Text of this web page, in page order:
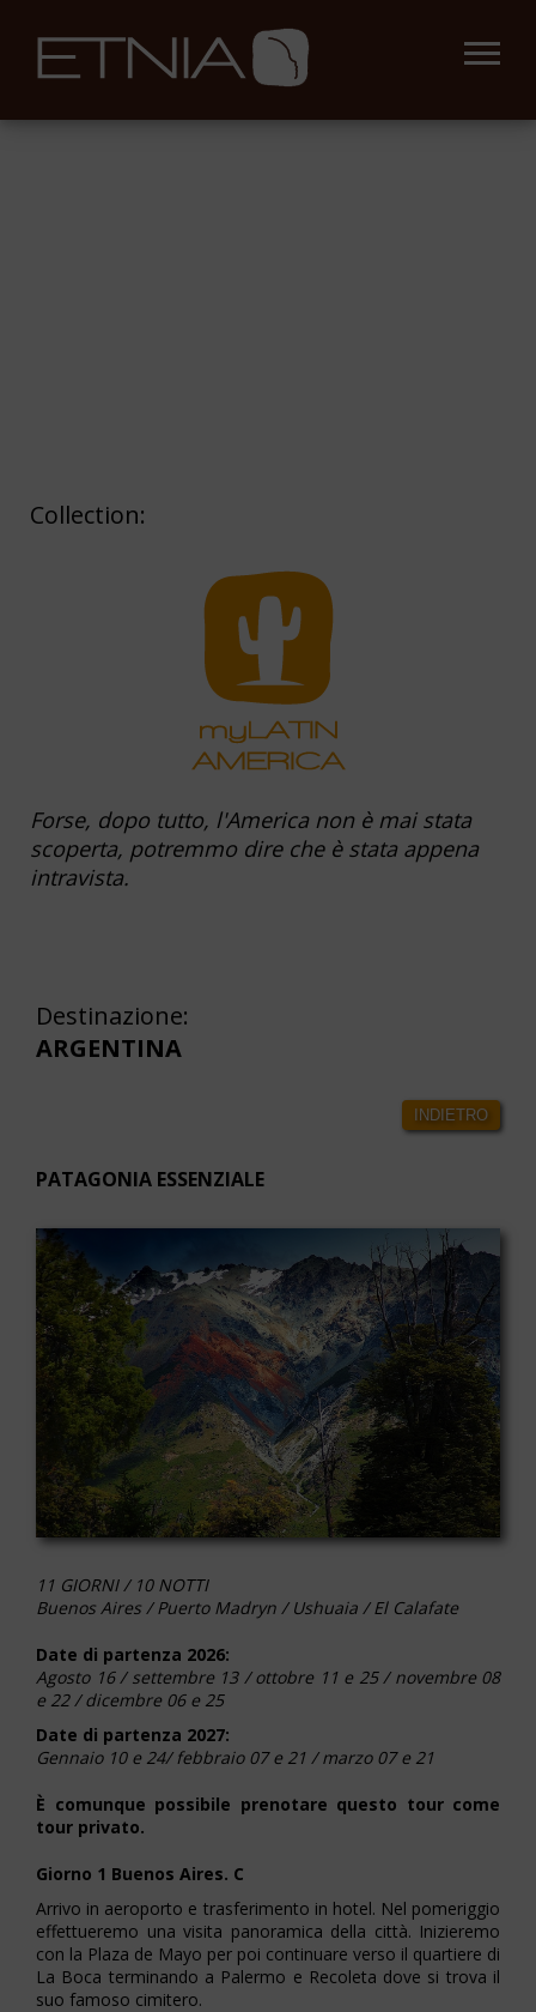
Collection:
Forse, dopo tutto, l'America non è mai stata
scoperta, potremmo dire che è stata appena
intravista.
Destinazione:
ARGENTINA
INDIETRO
PATAGONIA ESSENZIALE
11 GIORNI / 10 NOTTI
Buenos Aires / Puerto Madryn / Ushuaia / El Calafate
Date di partenza 2026:
Agosto 16 / settembre 13 / ottobre 11 e 25 / novembre 08
e 22 / dicembre 06 e 25
Date di partenza 2027:
Gennaio 10 e 24/ febbraio 07 e 21 / marzo 07 e 21
È comunque possibile prenotare questo tour come
tour privato.
Giorno 1 Buenos Aires. C
Arrivo in aeroporto e trasferimento in hotel. Nel pomeriggio
effettueremo una visita panoramica della città. Inizieremo
con la Plaza de Mayo per poi continuare verso il quartiere di
La Boca terminando a Palermo e Recoleta dove si trova il
suo famoso cimitero.